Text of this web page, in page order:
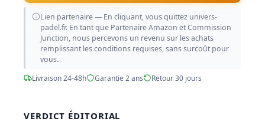
Lien partenaire — En cliquant, vous quittez univers-
padel.fr. En tant que Partenaire Amazon et Commission
Junction, nous percevons un revenu sur les achats
remplissant les conditions requises, sans surcoût pour
vous.
Livraison 24-48h
Garantie 2 ans Retour 30 jours
VERDICT ÉDITORIAL